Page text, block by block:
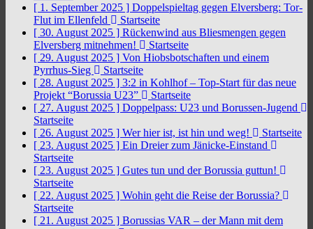
[ 1. September 2025 ] Doppelspieltag gegen Elversberg: Tor-
Flut im Ellenfeld
Startseite
[ 30. August 2025 ] Rückenwind aus Bliesmengen gegen
Elversberg mitnehmen!
Startseite
[ 29. August 2025 ] Von Hiobsbotschaften und einem
Pyrrhus-Sieg
Startseite
[ 28. August 2025 ] 3:2 in Kohlhof – Top-Start für das neue
Projekt “Borussia U23”
Startseite
[ 27. August 2025 ] Doppelpass: U23 und Borussen-Jugend
Startseite
[ 26. August 2025 ] Wer hier ist, ist hin und weg!
Startseite
[ 23. August 2025 ] Ein Dreier zum Jänicke-Einstand
Startseite
[ 23. August 2025 ] Gutes tun und der Borussia guttun!
Startseite
[ 22. August 2025 ] Wohin geht die Reise der Borussia?
Startseite
[ 21. August 2025 ] Borussias VAR – der Mann mit dem